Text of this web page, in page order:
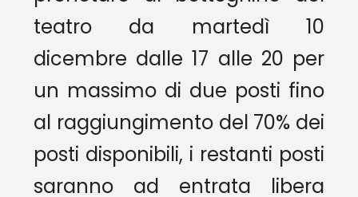
teatro da martedì 10
dicembre dalle 17 alle 20 per
un massimo di due posti fino
al raggiungimento del 70% dei
posti disponibili, i restanti posti
saranno ad entrata libera